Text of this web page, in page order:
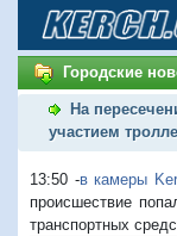
Городские
На
участием
13:50 -в камеры
происшествие
транспортных